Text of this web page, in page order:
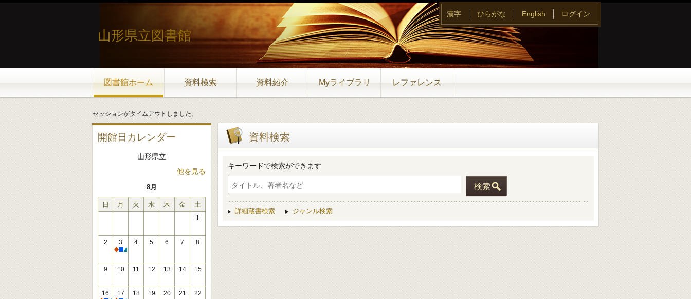
山形県立図書館
図書館ホーム 資料検索 資料紹介 Myライブラリ レファレンス
漢字 ひらがな English ログイン
セッションがタイムアウトしました。
開館日カレンダー
山形県立
他を見る
8月
日 月 火 水 木 金 土
1
2
3
休館
4 5 6 7 8
9 10 11 12 13 14 15
16
17
18 19 20 21 22
資料検索
キーワードで検索ができます
検索
詳細蔵書検索 ジャンル検索